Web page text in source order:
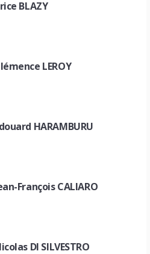
BLAZY
LEROY
HARAMBURU
François CALIARO
DI SILVESTRO